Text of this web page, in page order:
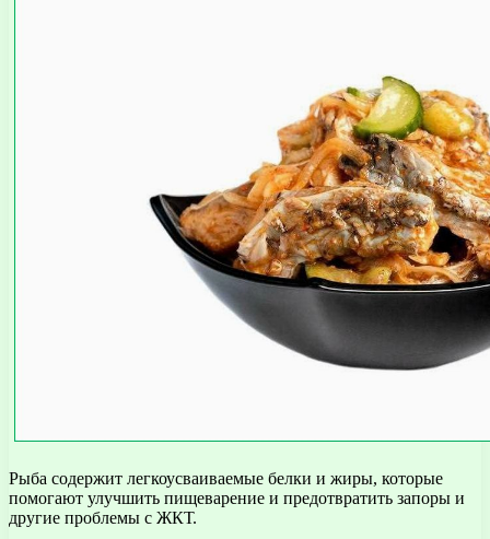
Рыба содержит легкоусваиваемые белки и жиры, которые
помогают улучшить пищеварение и предотвратить запоры и
другие проблемы с ЖКТ.